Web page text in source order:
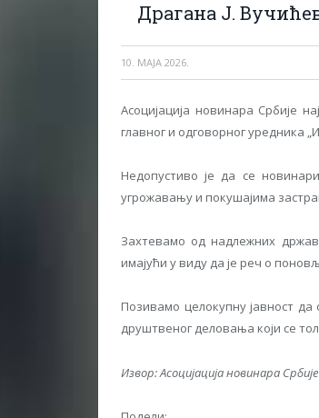
Драгана Ј.
10. МАЈА 2026.
Асоцијација новинара Србије
главног и одговорног уредника
Недопустиво је да се
угрожавању и покушајима
Захтевамо од надлежних
имајући у виду да је реч о
Позивамо целокупну јавност
друштвеног деловања који се
Извор: Асоцијација новинара